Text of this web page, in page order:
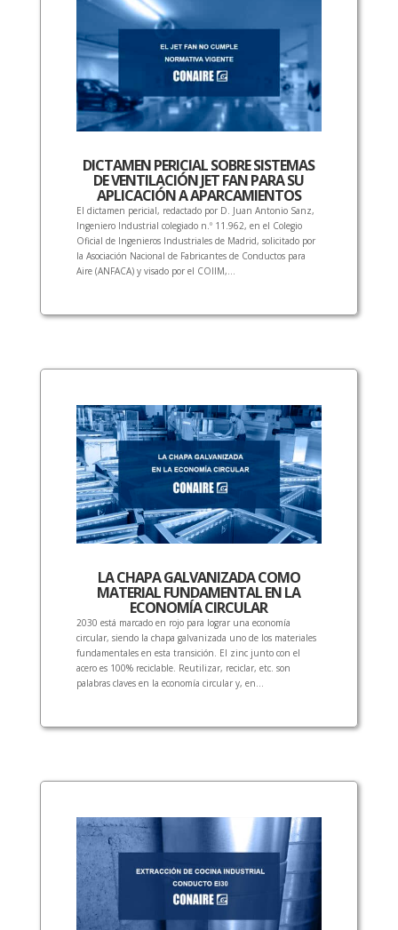
DICTAMEN PERICIAL SOBRE SISTEMAS
DE VENTILACIÓN JET FAN PARA SU
APLICACIÓN A APARCAMIENTOS
El dictamen pericial, redactado por D. Juan Antonio Sanz,
Ingeniero Industrial colegiado n.º 11.962, en el Colegio
Oficial de Ingenieros Industriales de Madrid, solicitado por
la Asociación Nacional de Fabricantes de Conductos para
Aire (ANFACA) y visado por el COIIM,...
LA CHAPA GALVANIZADA COMO
MATERIAL FUNDAMENTAL EN LA
ECONOMÍA CIRCULAR
2030 está marcado en rojo para lograr una economía
circular, siendo la chapa galvanizada uno de los materiales
fundamentales en esta transición. El zinc junto con el
acero es 100% reciclable. Reutilizar, reciclar, etc. son
palabras claves en la economía circular y, en...